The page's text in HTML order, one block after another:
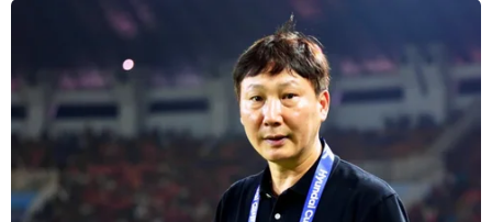
24 người đã thiệt mạng
Dịch tả bùng phát nghiêm trọng tại
Nigeria, hàng trăm người tử vong
23/07/2026 07:23